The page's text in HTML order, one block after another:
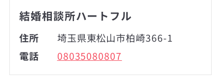
結婚相談所ハートフル
住所
埼玉県東松山市柏崎366-1
電話
08035080807